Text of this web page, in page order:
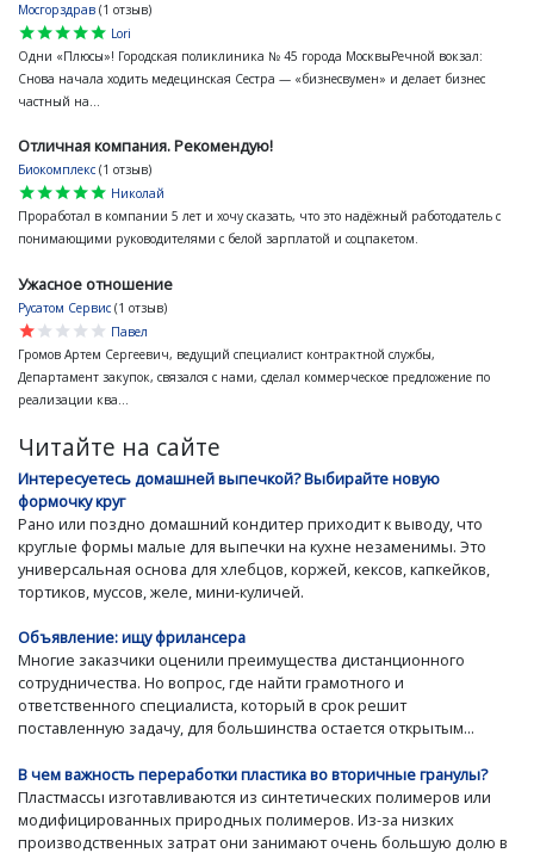
Мосгорздрав (1 отзыв)
star
star
star
star
star
Lori
Одни «Плюсы»! Городская поликлиника № 45 города МосквыРечной вокзал:
Снова начала ходить медецинская Сестра — «бизнесвумен» и делает бизнес
частный на...
Отличная компания. Рекомендую!
Биокомплекс (1 отзыв)
star
star
star
star
star
Николай
Проработал в компании 5 лет и хочу сказать, что это надёжный работодатель с
понимающими руководителями с белой зарплатой и соцпакетом.
Ужасное отношение
Русатом Сервис (1 отзыв)
star
star
star
star
star
Павел
Громов Артем Сергеевич, ведущий специалист контрактной службы,
Департамент закупок, связался с нами, сделал коммерческое предложение по
реализации ква...
Читайте на сайте
Интересуетесь домашней выпечкой? Выбирайте новую
формочку круг
Рано или поздно домашний кондитер приходит к выводу, что
круглые формы малые для выпечки на кухне незаменимы. Это
универсальная основа для хлебцов, коржей, кексов, капкейков,
тортиков, муссов, желе, мини-куличей.
Объявление: ищу фрилансера
Многие заказчики оценили преимущества дистанционного
сотрудничества. Но вопрос, где найти грамотного и
ответственного специалиста, который в срок решит
поставленную задачу, для большинства остается открытым...
В чем важность переработки пластика во вторичные гранулы?
Пластмассы изготавливаются из синтетических полимеров или
модифицированных природных полимеров. Из-за низких
производственных затрат они занимают очень большую долю в